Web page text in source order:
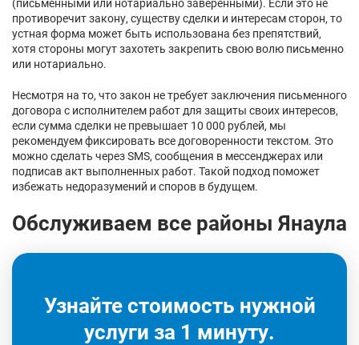
(письменными или нотариально заверенными). Если это не
противоречит закону, существу сделки и интересам сторон, то
устная форма может быть использована без препятствий,
хотя стороны могут захотеть закрепить свою волю письменно
или нотариально.
Несмотря на то, что закон не требует заключения письменного
договора с исполнителем работ для защиты своих интересов,
если сумма сделки не превышает 10 000 рублей, мы
рекомендуем фиксировать все договоренности текстом. Это
можно сделать через SMS, сообщения в мессенджерах или
подписав акт выполненных работ. Такой подход поможет
избежать недоразумений и споров в будущем.
Обслуживаем все районы Янаула
Узнайте стоимость нужной
услуги за 1 минуту.